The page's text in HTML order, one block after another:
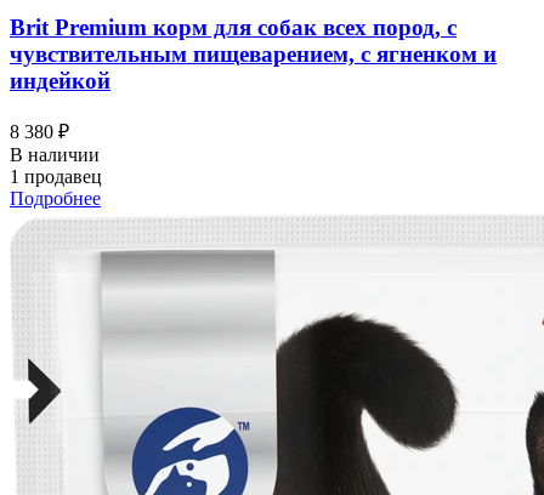
Brit Premium корм для собак всех пород, с
чувствительным пищеварением, с ягненком и
индейкой
8 380 ₽
В наличии
1 продавец
Подробнее